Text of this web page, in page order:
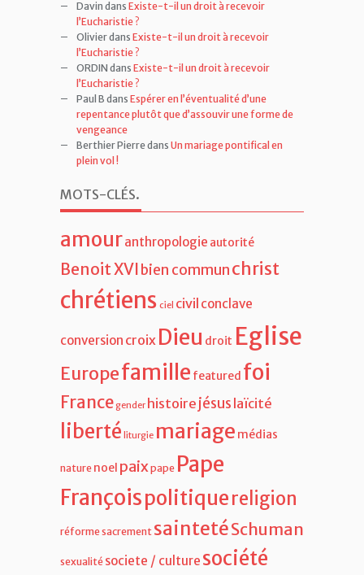
OlivierdansExiste-t-il un droit à recevoir
l’Eucharistie ?
ORDIN dansExiste-t-il un droit à recevoir
l’Eucharistie ?
Paul B dansEspérer en l’éventualité d’une
repentance plutôt que d’assouvir une forme de
vengeance
Berthier Pierre dansUn mariage pontifical en
plein vol !
MOTS-CLÉS
amour
Benoit XVIbien communchrist
chrétiens civilconclave
Dieu Eglise
Europefamille foi
Francegender histoirejésuslaïcité
libertéliturgie mariagemédias
paix
Pape
Françoispolitique
réforme sacrementsainteté Schuman
sexualitésociete / culturesociété
synodesynode des évêquesviolence